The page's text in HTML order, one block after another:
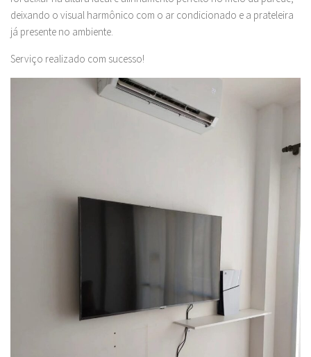
deixando o visual harmônico com o ar condicionado e a prateleira
já presente no ambiente.
Serviço realizado com sucesso!